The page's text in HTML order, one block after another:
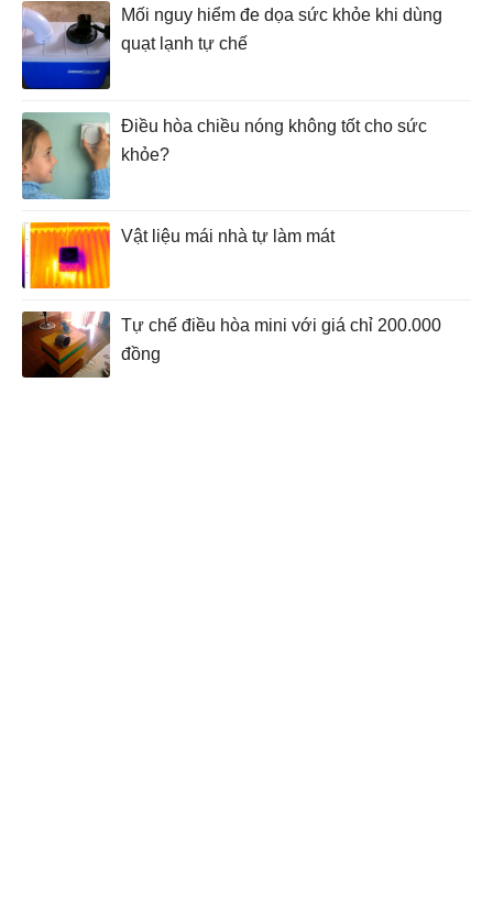
Mối nguy hiểm đe dọa sức khỏe khi dùng
quạt lạnh tự chế
Điều hòa chiều nóng không tốt cho sức
khỏe?
Vật liệu mái nhà tự làm mát
Tự chế điều hòa mini với giá chỉ 200.000
đồng